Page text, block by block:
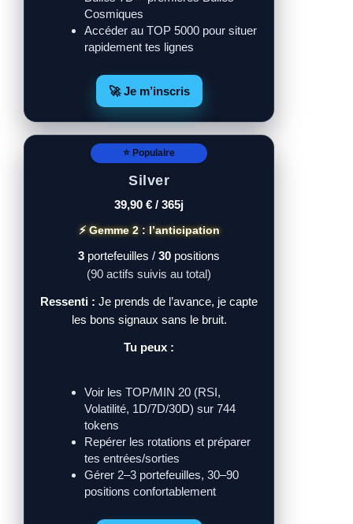
Cosmiques
Accéder au TOP 5000 pour situer
rapidement tes lignes
🚀 Je m’inscris
⭐ Populaire
Silver
39,90 € / 365j
⚡ Gemme 2 : l’anticipation
3 portefeuilles / 30 positions
(90 actifs suivis au total)
Ressenti : Je prends de l’avance, je capte
les bons signaux sans le bruit.
Tu peux :
Voir les TOP/MIN 20 (RSI,
Volatilité, 1D/7D/30D) sur 744
tokens
Repérer les rotations et préparer
tes entrées/sorties
Gérer 2–3 portefeuilles, 30–90
positions confortablement